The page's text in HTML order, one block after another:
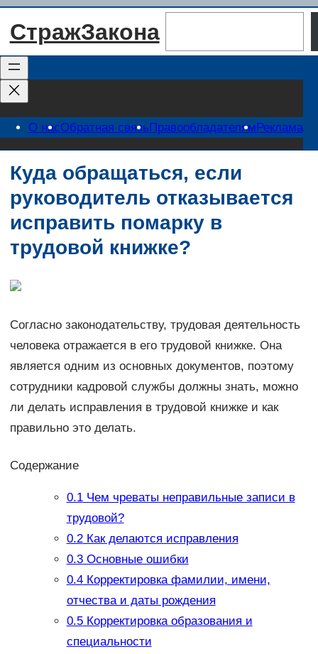
Перейти
СтражЗакона
О насОбратная связьПравообладателямРеклама
Куда обращаться, если
руководитель отказывается
исправить помарку в
трудовой книжке?
Согласно законодательству, трудовая деятельность
человека отражается в его трудовой книжке. Она
является одним из основных документов, поэтому
сотрудники кадровой службы должны знать, можно
ли делать исправления в трудовой книжке и как
правильно это делать.
Содержание
0.1Чем чреваты неправильные записи в
трудовой?
0.2Как делаются исправления
0.3Основные ошибки
0.4Корректировка фамилии, имени,
отчества и даты рождения
0.5Корректировка образования и
специальности